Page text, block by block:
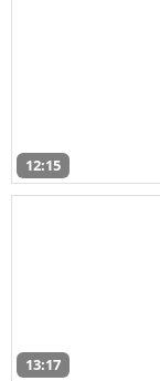
12:15
13:17